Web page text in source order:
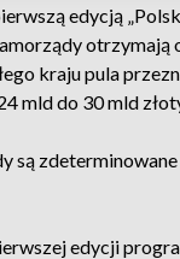
edycją
otrzymają
kraju pula
mld do 30 mld
są
edycji